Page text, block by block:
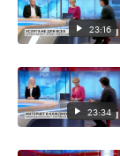
23:16
23:34